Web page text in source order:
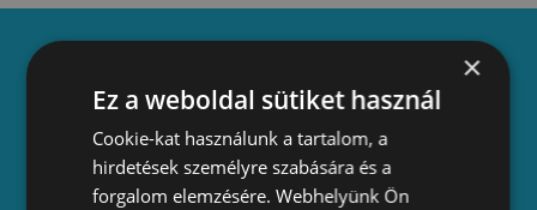
Adatkezelési tájékoztató
Alapszabály
ÁSZF
×
Ez a weboldal sütiket használ
Cookie-kat használunk a tartalom, a
hirdetések személyre szabására és a
forgalom elemzésére. Webhelyünk Ön